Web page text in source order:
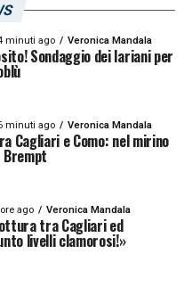
U
n post condiviso da Adam Obert (@adam_obert_)
minuti ago Veronica Mandala
Sondaggio dei lariani per
minuti ago Veronica Mandala
Cagliari e Como: nel mirino
Brempt
ago Veronica Mandala
tra Cagliari ed
livelli clamorosi!»